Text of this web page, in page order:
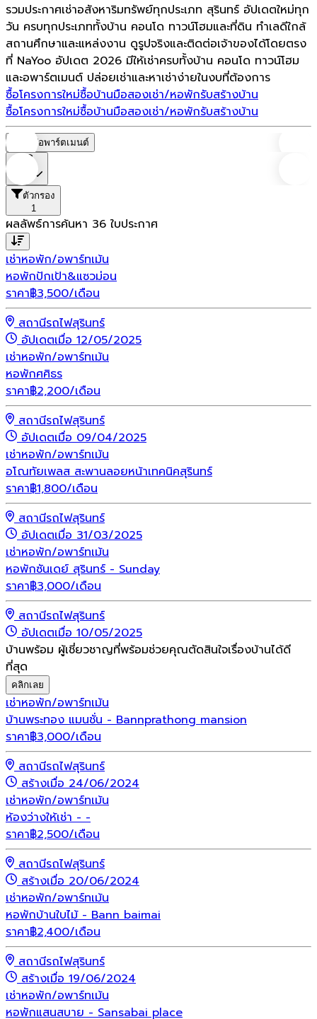
รวมประกาศเช่าอสังหาริมทรัพย์ทุกประเภท สุรินทร์ อัปเดตใหม่ทุก
วัน ครบทุกประเภททั้งบ้าน คอนโด ทาวน์โฮมและที่ดิน ทำเลดีใกล้
สถานศึกษาและแหล่งงาน ดูรูปจริงและติดต่อเจ้าของได้โดยตรง
ที่ NaYoo อัปเดต 2026 มีให้เช่าครบทั้งบ้าน คอนโด ทาวน์โฮม
และอพาร์ตเมนต์ ปล่อยเช่าและหาเช่าง่ายในงบที่ต้องการ
ซื้อโครงการใหม่ซื้อบ้านมือสองเช่า/หอพักรับสร้างบ้าน
ซื้อโครงการใหม่ซื้อบ้านมือสองเช่า/หอพักรับสร้างบ้าน
หอพัก/อพาร์ตเมนต์
ตัวกรอง
1
ผลลัพธ์การค้นหา 36 ใบประกาศ
เช่าหอพัก/อพาร์ทเม้น
หอพักปักเป้า&แซวม่อน
ราคา฿3,500/เดือน
สถานีรถไฟสุรินทร์
อัปเดตเมื่อ 12/05/2025
เช่าหอพัก/อพาร์ทเม้น
หอพักศศิธร
ราคา฿2,200/เดือน
สถานีรถไฟสุรินทร์
อัปเดตเมื่อ 09/04/2025
เช่าหอพัก/อพาร์ทเม้น
อโณทัยเพลส สะพานลอยหน้าเทคนิคสุรินทร์
ราคา฿1,800/เดือน
สถานีรถไฟสุรินทร์
อัปเดตเมื่อ 31/03/2025
เช่าหอพัก/อพาร์ทเม้น
หอพักซันเดย์ สุรินทร์ - Sunday
ราคา฿3,000/เดือน
สถานีรถไฟสุรินทร์
อัปเดตเมื่อ 10/05/2025
บ้านพร้อม ผู้เชี่ยวชาญที่พร้อมช่วยคุณตัดสินใจเรื่องบ้านได้ดี
ที่สุด
คลิกเลย
เช่าหอพัก/อพาร์ทเม้น
บ้านพระทอง แมนชั่น - Bannprathong mansion
ราคา฿3,000/เดือน
สถานีรถไฟสุรินทร์
สร้างเมื่อ 24/06/2024
เช่าหอพัก/อพาร์ทเม้น
ห้องว่างให้เช่า - -
ราคา฿2,500/เดือน
สถานีรถไฟสุรินทร์
สร้างเมื่อ 20/06/2024
เช่าหอพัก/อพาร์ทเม้น
หอพักบ้านใบไม้ - Bann baimai
ราคา฿2,400/เดือน
สถานีรถไฟสุรินทร์
สร้างเมื่อ 19/06/2024
เช่าหอพัก/อพาร์ทเม้น
หอพักแสนสบาย - Sansabai place